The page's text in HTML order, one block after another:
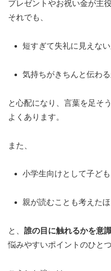
プレゼントやお祝い金が主
それでも、
短すぎて失礼に見えな
気持ちがきちんと伝わ
と心配になり、言葉を足そ
よくあります。
また、
小学生向けとして子ど
親が読むことも考えた
と、 誰の目に触れるかを意
悩みやすいポイントのひとつ